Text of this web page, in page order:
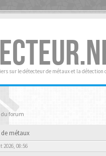
sur le détecteur de métaux et la détection
forum
métaux
2026, 08:56